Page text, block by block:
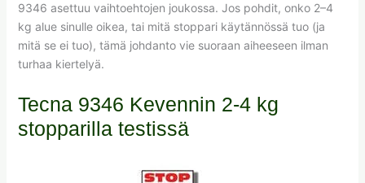
9346 asettuu vaihtoehtojen joukossa. Jos pohdit, onko 2–4
kg alue sinulle oikea, tai mitä stoppari käytännössä tuo (ja
mitä se ei tuo), tämä johdanto vie suoraan aiheeseen ilman
turhaa kiertelyä.
Tecna 9346 Kevennin 2-4 kg
stopparilla testissä